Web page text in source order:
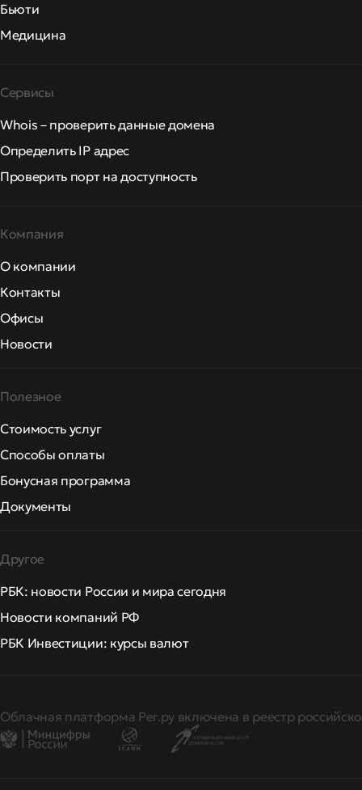
Бьюти
Медицина
Сервисы
Whois – проверить данные домена
Определить IP адрес
Проверить порт на доступность
Компания
О компании
Контакты
Офисы
Новости
Полезное
Стоимость услуг
Способы оплаты
Бонусная программа
Документы
Другое
РБК: новости России и мира сегодня
Новости компаний РФ
РБК Инвестиции: курсы валют
Облачная платформа Рег.ру включена в реестр